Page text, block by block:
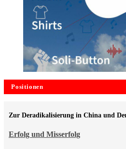
Positionen
Erfolg und Misserfolg
Zur Deradikalisierung in China und